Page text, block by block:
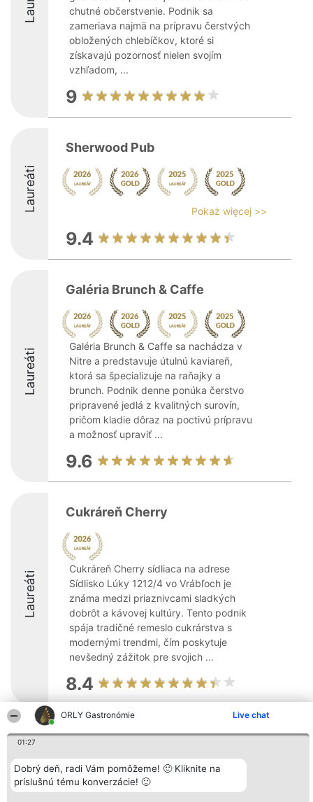
ORLY Gastronómie Live chat
01:27
Dobrý deň, radi Vám pomôžeme! 🙂 Kliknite na
príslušnú tému konverzácie! 🙂
chutné občerstvenie. Podnik sa
zameriava najmä na prípravu čerstvých
obložených chlebíčkov, ktoré si
získavajú pozornosť nielen svojím
vzhľadom, ...
9
Laureáti
Sherwood Pub
Pokaż więcej >>
9.4
Laureáti
Galéria Brunch & Caffe
Galéria Brunch & Caffe sa nachádza v
Nitre a predstavuje útulnú kaviareň,
ktorá sa špecializuje na raňajky a
brunch. Podnik denne ponúka čerstvo
pripravené jedlá z kvalitných surovín,
pričom kladie dôraz na poctivú prípravu
a možnosť upraviť ...
9.6
Laureáti
Cukráreň Cherry
Cukráreň Cherry sídliaca na adrese
Sídlisko Lúky 1212/4 vo Vrábľoch je
známa medzi priaznivcami sladkých
dobrôt a kávovej kultúry. Tento podnik
spája tradičné remeslo cukrárstva s
modernými trendmi, čím poskytuje
nevšedný zážitok pre svojich ...
8.4
Organizátor hodnotenia
Bright Side Solutions sp. z o.
ul. Ruska 22
Wrocław 50-079
KRS 0000749100 | Regon
381313360 | NIP 8943132676
Hodnotenie
wszystkich
Laureatów
Podmienky
Obchodné
Kontakt